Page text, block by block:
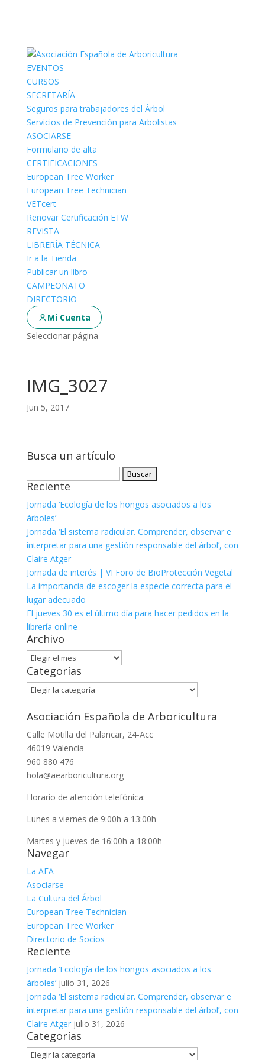
EVENTOS
CURSOS
SECRETARÍA
Seguros para trabajadores del Árbol
Servicios de Prevención para Arbolistas
ASOCIARSE
Formulario de alta
CERTIFICACIONES
European Tree Worker
European Tree Technician
VETcert
Renovar Certificación ETW
REVISTA
LIBRERÍA TÉCNICA
Ir a la Tienda
Publicar un libro
CAMPEONATO
DIRECTORIO
Mi Cuenta
Seleccionar página
IMG_3027
Jun 5, 2017
Busca un artículo
Reciente
Jornada ‘Ecología de los hongos asociados a los
árboles’
Jornada ‘El sistema radicular. Comprender, observar e
interpretar para una gestión responsable del árbol’, con
Claire Atger
Jornada de interés | VI Foro de BioProtección Vegetal
La importancia de escoger la especie correcta para el
lugar adecuado
El jueves 30 es el último día para hacer pedidos en la
librería online
Archivo
Archivo
Categorías
Categorías
Asociación Española de Arboricultura
Calle Motilla del Palancar, 24-Acc
46019 Valencia
960 880 476
hola@aearboricultura.org
Horario de atención telefónica:
Lunes a viernes de 9:00h a 13:00h
Martes y jueves de 16:00h a 18:00h
Navegar
La AEA
Asociarse
La Cultura del Árbol
European Tree Technician
European Tree Worker
Directorio de Socios
Reciente
Jornada ‘Ecología de los hongos asociados a los
árboles’ julio 31, 2026
Jornada ‘El sistema radicular. Comprender, observar e
interpretar para una gestión responsable del árbol’, con
Claire Atger julio 31, 2026
Categorías
Categorías